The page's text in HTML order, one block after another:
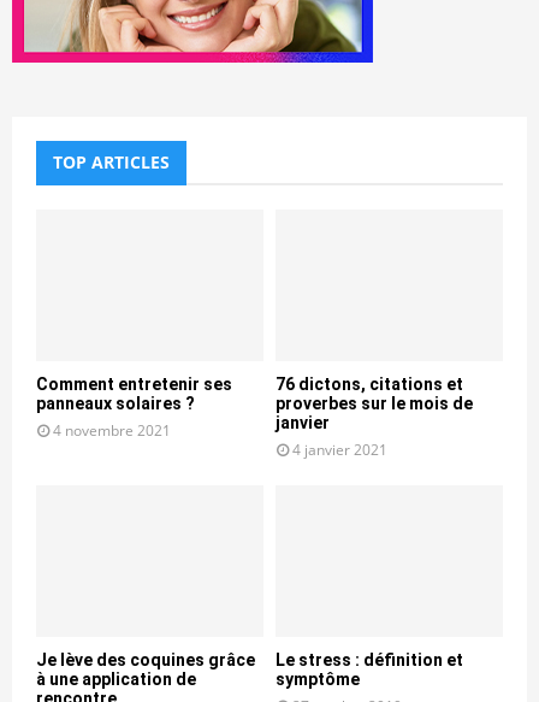
TOP ARTICLES
Comment entretenir ses
panneaux solaires ?
4 novembre 2021
76 dictons, citations et
proverbes sur le mois de
janvier
4 janvier 2021
Je lève des coquines grâce
à une application de
Le stress : définition et
symptôme